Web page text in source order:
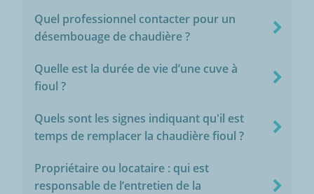
Quel professionnel contacter pour un
désembouage de chaudière ?
Quelle est la durée de vie d’une cuve à
fioul ?
Quels sont les signes indiquant qu'il est
temps de remplacer la chaudière fioul ?
Propriétaire ou locataire : qui est
responsable de l’entretien de la